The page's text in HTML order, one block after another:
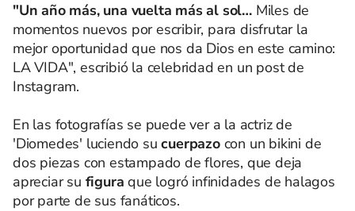
"Un año más, una vuelta más al sol… Miles de
momentos nuevos por escribir, para disfrutar la
mejor oportunidad que nos da Dios en este camino:
LA VIDA", escribió la celebridad en un post de
Instagram.
En las fotografías se puede ver a la actriz de
'Diomedes' luciendo sucuerpazocon un bikini de
dos piezas con estampado de flores, que deja
apreciar su figura que logró infinidades de halagos
por parte de sus fanáticos.